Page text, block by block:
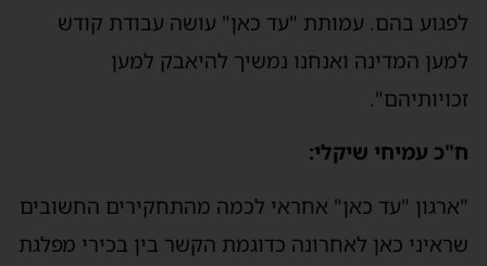
בהם. עמותת "עד כאן" עושה עבודת קודש
המדינה ואנחנו נמשיך להיאבק למען
עמיחי שיקלי:
"עד כאן" אחראי לכמה מהתחקירים החשובים
כאן לאחרונה כדוגמת הקשר בין בכירי מפלגת